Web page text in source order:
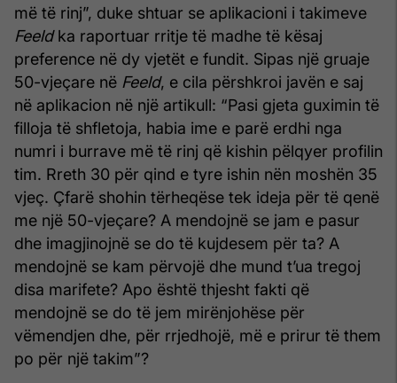
më të rinj”, duke shtuar se aplikacioni i takimeve
Feeldka raportuar rritje të madhe të kësaj
preference në dy vjetët e fundit. Sipas një gruaje
50-vjeçare në Feeld, e cila përshkroi javën e saj
në aplikacion në një artikull: “Pasi gjeta guximin të
filloja të shfletoja, habia ime e parë erdhi nga
numri i burrave më të rinj që kishin pëlqyer profilin
tim. Rreth 30 për qind e tyre ishin nën moshën 35
vjeç. Çfarë shohin tërheqëse tek ideja për të qenë
me një 50-vjeçare? A mendojnë se jam e pasur
dhe imagjinojnë se do të kujdesem për ta? A
mendojnë se kam përvojë dhe mund t’ua tregoj
disa marifete? Apo është thjesht fakti që
mendojnë se do të jem mirënjohëse për
vëmendjen dhe, për rrjedhojë, më e prirur të them
po për një takim”?